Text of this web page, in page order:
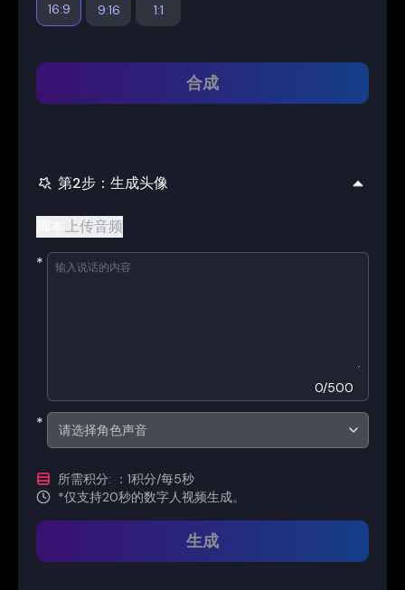
16:9 9:16 1:1
合成
第2步：生成头像
上传音频
*
0/500
* 请选择角色声音
所需积分:
：1积分/每5秒
*仅支持20秒的数字人视频生成。
生成